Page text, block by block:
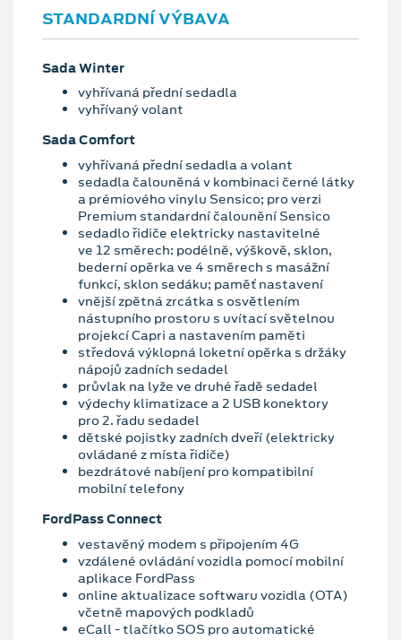
STANDARDNÍ VÝBAVA
Sada Winter
vyhřívaná přední sedadla
vyhřívaný volant
Sada Comfort
vyhřívaná přední sedadla a volant
sedadla čalouněná v kombinaci černé látky
a prémiového vinylu Sensico; pro verzi
Premium standardní čalounění Sensico
sedadlo řidiče elektricky nastavitelné
ve 12 směrech: podélně, výškově, sklon,
bederní opěrka ve 4 směrech s masážní
funkcí, sklon sedáku; paměť nastavení
vnější zpětná zrcátka s osvětlením
nástupního prostoru s uvítací světelnou
projekcí Capri a nastavením paměti
středová výklopná loketní opěrka s držáky
nápojů zadních sedadel
průvlak na lyže ve druhé řadě sedadel
výdechy klimatizace a 2 USB konektory
pro 2. řadu sedadel
dětské pojistky zadních dveří (elektricky
ovládané z místa řidiče)
bezdrátové nabíjení pro kompatibilní
mobilní telefony
FordPass Connect
vestavěný modem s připojením 4G
vzdálené ovládání vozidla pomocí mobilní
aplikace FordPass
online aktualizace softwaru vozidla (OTA)
včetně mapových podkladů
eCall - tlačítko SOS pro automatické